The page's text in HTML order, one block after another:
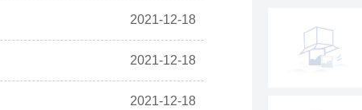
2021-12-18
2021-12-18
2021-12-18